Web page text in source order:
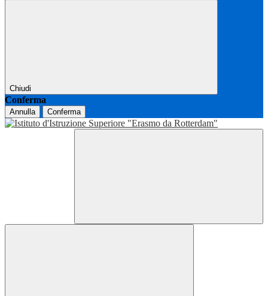
Chiudi
Conferma
Annulla Conferma